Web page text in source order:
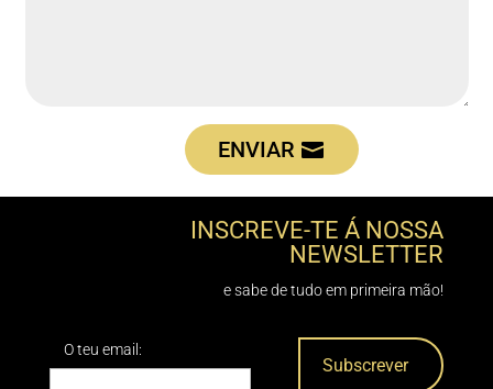
ENVIAR
INSCREVE-TE Á NOSSA
NEWSLETTER
e sabe de tudo em primeira mão!
O teu email: